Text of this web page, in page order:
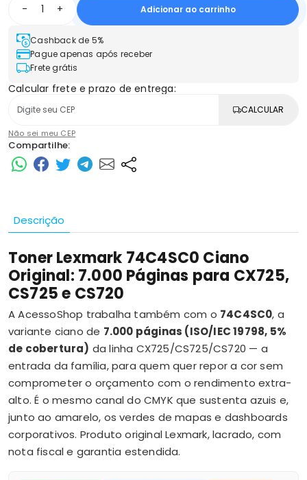
- + Adicionar ao carrinho
Cashback de 5%
Pague apenas após receber
Frete grátis
Calcular frete e prazo de entrega:
CALCULAR
Não sei meu CEP
Compartilhe:
Descrição
Toner Lexmark 74C4SC0 Ciano
Original: 7.000 Páginas para CX725,
CS725 e CS720
A AcessoShop trabalha também com o 74C4SC0, a
variante ciano de 7.000 páginas (ISO/IEC 19798, 5%
de cobertura) da linha CX725/CS725/CS720 — a
entrada da família, para quem quer repor a cor sem
comprometer o orçamento com o rendimento extra-
alto. É o mesmo canal do CMYK que sustenta azuis e,
junto ao amarelo, os verdes de mapas e dashboards
corporativos. Produto original Lexmark, lacrado, com
nota fiscal e garantia estendida.